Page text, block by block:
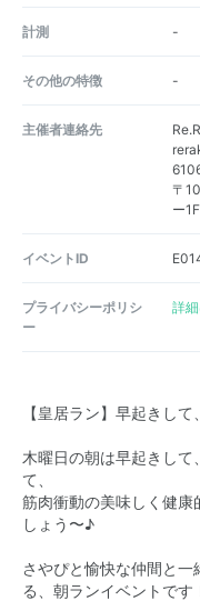
計測 -
その他の特徴 -
主催者連絡先
〒
ー1F
イベントID
プライバシーポリシ
ー
詳
【皇居ラン】早起きし
木曜日の朝は早起きして
て、
筋肉衝動の美味しく健康
しょう〜♪
さやぴと愉快な仲間と
る、朝ランイベントです